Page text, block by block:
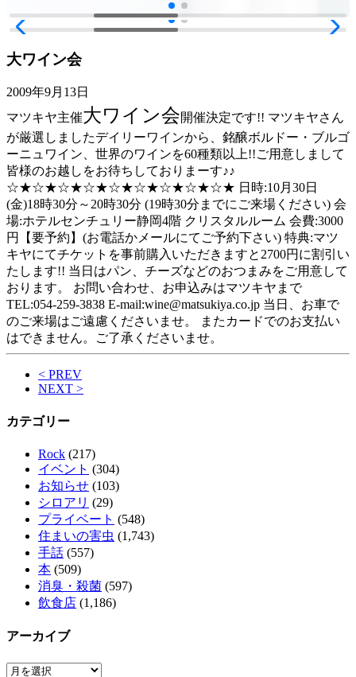
大ワイン会
2009年9月13日
マツキヤ主催大ワイン会開催決定です!! マツキヤさん
が厳選しましたデイリーワインから、銘醸ボルドー・ブルゴ
ーニュワイン、世界のワインを60種類以上!!ご用意しまして
皆様のお越しをお待ちしておりまーす♪♪
☆★☆★☆★☆★☆★☆★☆★☆★☆★ 日時:10月30日
(金)18時30分～20時30分 (19時30分までにご来場ください) 会
場:ホテルセンチュリー静岡4階 クリスタルルーム 会費:3000
円【要予約】(お電話かメールにてご予約下さい) 特典:マツ
キヤにてチケットを事前購入いただきますと2700円に割引い
たします!! 当日はパン、チーズなどのおつまみをご用意して
おります。 お問い合わせ、お申込みはマツキヤまで
TEL:054-259-3838 E-mail:wine@matsukiya.co.jp 当日、お車で
のご来場はご遠慮くださいませ。 またカードでのお支払い
はできません。ご了承くださいませ。
< PREV
NEXT >
カテゴリー
Rock (217)
イベント (304)
お知らせ (103)
シロアリ (29)
プライベート (548)
住まいの害虫 (1,743)
手話 (557)
本 (509)
消臭・殺菌 (597)
飲食店 (1,186)
アーカイブ
ア